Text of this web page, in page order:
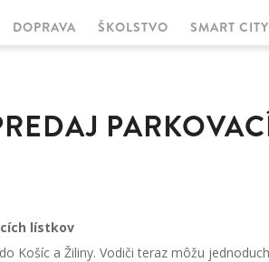
DOPRAVA ŠKOLSTVO SMART CITY
lístkov
Košíc a Žiliny. Vodiči teraz môžu